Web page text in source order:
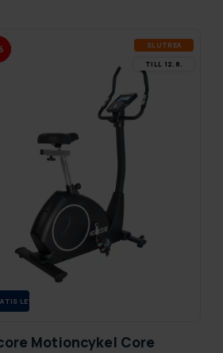
SLUT­REA
TILL 12.8.
LE­VE­RANS
Motioncykel Core